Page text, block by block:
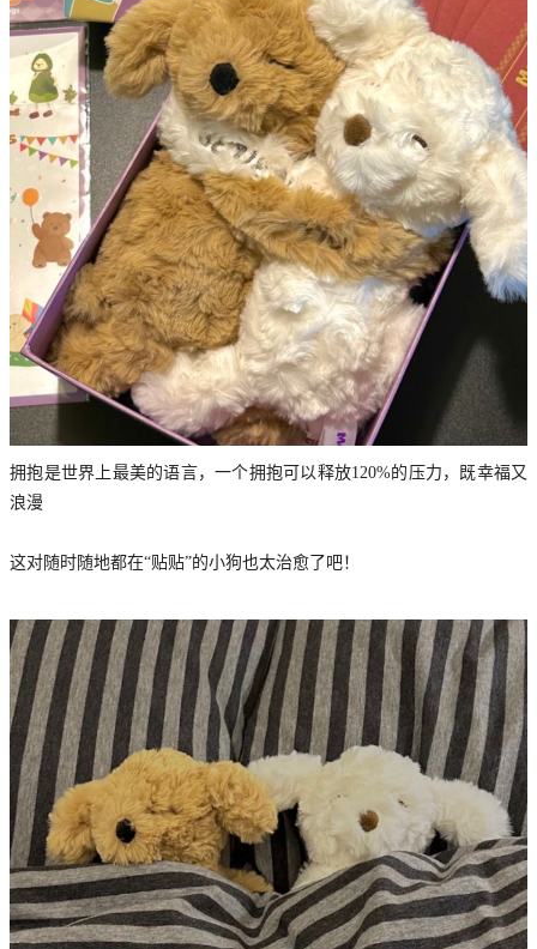
拥抱是世界上最美的语言，一个拥抱可以释放120%的压力，既幸福又
浪漫
这对随时随地都在“贴贴”的小狗也太治愈了吧！